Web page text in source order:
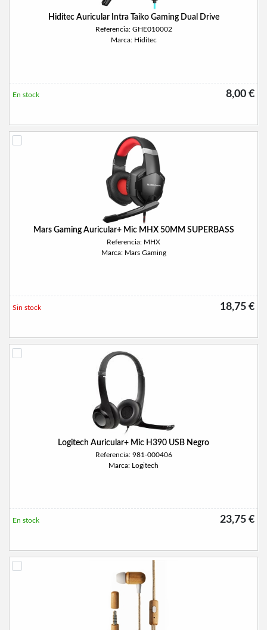
Hiditec Auricular Intra Taiko Gaming Dual Drive
Referencia: GHE010002
Marca: Hiditec
8,00 €
En stock
Mars Gaming Auricular+ Mic MHX 50MM SUPERBASS
Referencia: MHX
Marca: Mars Gaming
18,75 €
Sin stock
Logitech Auricular+ Mic H390 USB Negro
Referencia: 981-000406
Marca: Logitech
23,75 €
En stock